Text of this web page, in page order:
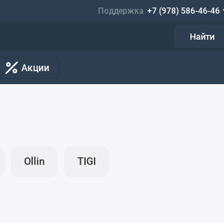
Поддержка +7 (978) 586-46-46
Найти
Акции
Ollin TIGI